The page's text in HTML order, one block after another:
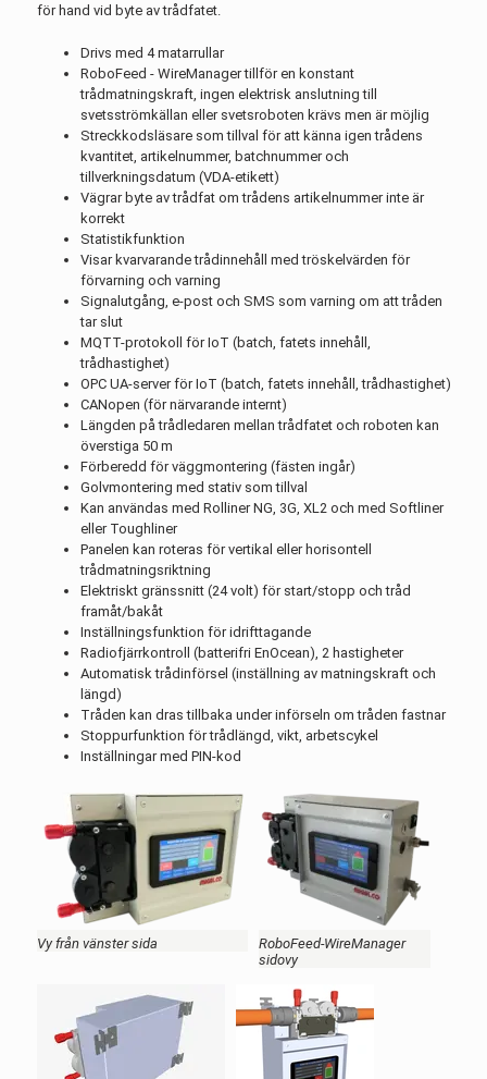
för hand vid byte av trådfatet.
Drivs med 4 matarrullar
RoboFeed - WireManager tillför en konstant
trådmatningskraft, ingen elektrisk anslutning till
svetsströmkällan eller svetsroboten krävs men är möjlig
Streckkodsläsare som tillval för att känna igen trådens
kvantitet, artikelnummer, batchnummer och
tillverkningsdatum (VDA-etikett)
Vägrar byte av trådfat om trådens artikelnummer inte är
korrekt
Statistikfunktion
Visar kvarvarande trådinnehåll med tröskelvärden för
förvarning och varning
Signalutgång, e-post och SMS som varning om att tråden
tar slut
MQTT-protokoll för IoT (batch, fatets innehåll,
trådhastighet)
OPC UA-server för IoT (batch, fatets innehåll, trådhastighet)
CANopen (för närvarande internt)
Längden på trådledaren mellan trådfatet och roboten kan
överstiga 50 m
Förberedd för väggmontering (fästen ingår)
Golvmontering med stativ som tillval
Kan användas med Rolliner NG, 3G, XL2 och med Softliner
eller Toughliner
Panelen kan roteras för vertikal eller horisontell
trådmatningsriktning
Elektriskt gränssnitt (24 volt) för start/stopp och tråd
framåt/bakåt
Inställningsfunktion för idrifttagande
Radiofjärrkontroll (batterifri EnOcean), 2 hastigheter
Automatisk trådinförsel (inställning av matningskraft och
längd)
Tråden kan dras tillbaka under införseln om tråden fastnar
Stoppurfunktion för trådlängd, vikt, arbetscykel
Inställningar med PIN-kod
Vy från vänster sida
RoboFeed-WireManager
sidovy